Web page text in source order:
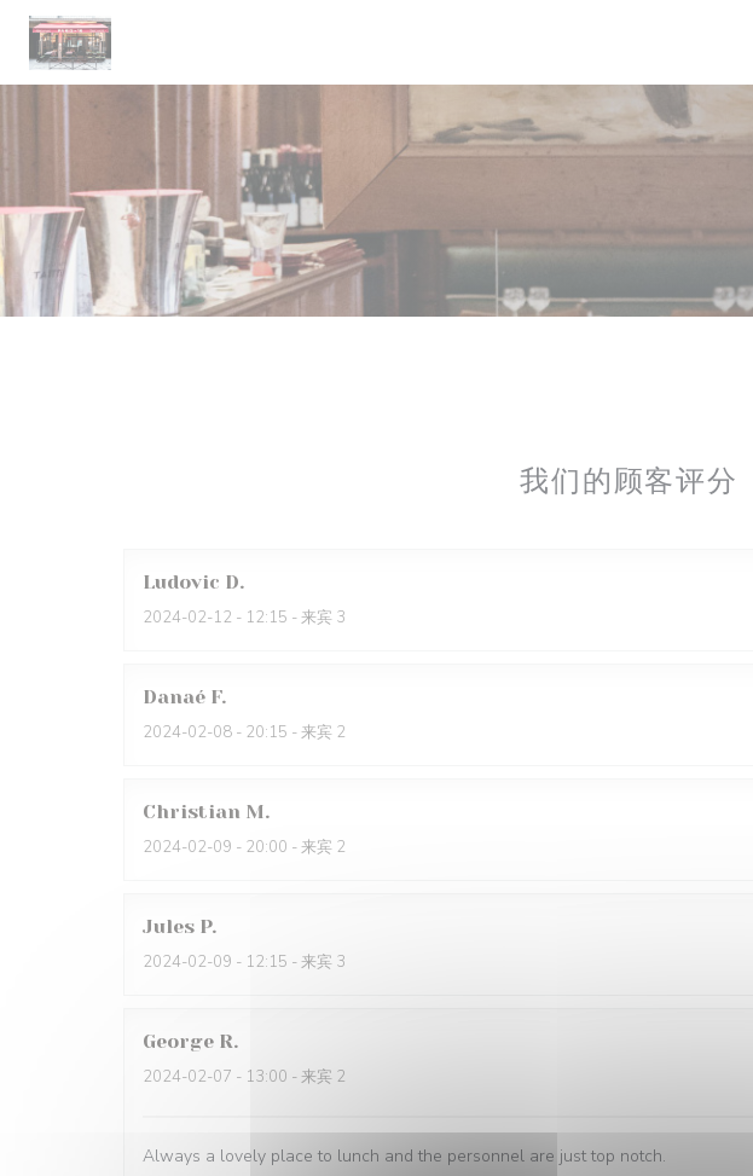
Cookie管理面板
我们的顾客评分
Ludovic D
2024-02-12 - 12:15 - 来宾 3
Danaé F
2024-02-08 - 20:15 - 来宾 2
Christian M
2024-02-09 - 20:00 - 来宾 2
Jules P
2024-02-09 - 12:15 - 来宾 3
George R
2024-02-07 - 13:00 - 来宾 2
Always a lovely place to lunch and the personnel are just top notch.